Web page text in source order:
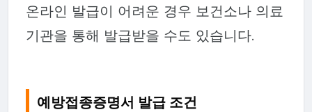
온라인 발급이 어려운 경우 보건소나 의료
기관을 통해 발급받을 수도 있습니다.
예방접종증명서 발급 조건